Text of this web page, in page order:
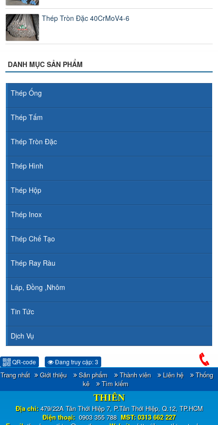
Thép Tròn Đặc 40CrMoV4-6
DANH MỤC SẢN PHẨM
Thép Ống
Thép Tấm
Thép Tròn Đặc
Thép Hình
Thép Hộp
Thép Inox
Thép Chế Tạo
Thép Ray Ràu
Láp, Đồng ,Nhôm
Tin Tức
Dịch Vụ
QR-code Đang truy cập: 3
Trang nhất Giới thiệu Sản phẩm Thành viên Liên hệ
Thống
kê
Tìm kiếm
CÔNG TY TNHH ĐẦU TƯ TM - XNK HOÀNG
THIÊN
Địa chỉ:479/22A Tân Thới Hiệp 7, P.Tân Thới Hiệp, Q.12, TP.HCM
Điện thoại: 0903 355 788 MST: 0313 662 227